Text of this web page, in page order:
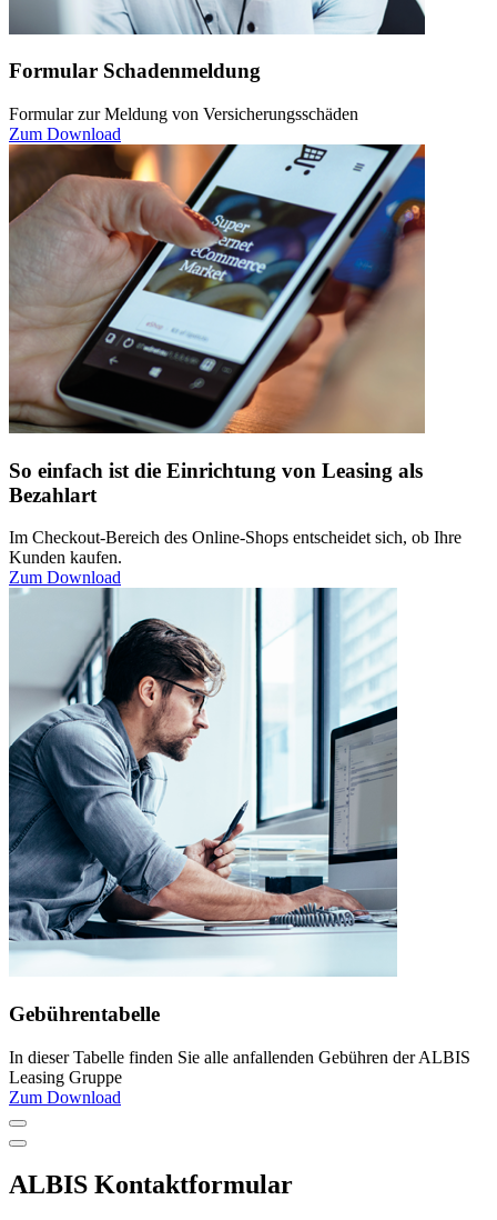
Formular Schadenmeldung
Formular zur Meldung von Versicherungsschäden
Zum Download
So einfach ist die Einrichtung von Leasing als
Bezahlart
Im Checkout-Bereich des Online-Shops entscheidet sich, ob Ihre
Kunden kaufen.
Zum Download
Gebührentabelle
In dieser Tabelle finden Sie alle anfallenden Gebühren der ALBIS
Leasing Gruppe
Zum Download
ALBIS Kontaktformular